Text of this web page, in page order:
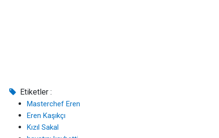
Etiketler :
Masterchef Eren
Eren Kaşıkçı
Kızıl Sakal